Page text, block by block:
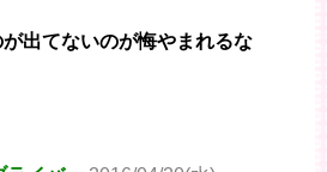
出てないのが悔やまれるな